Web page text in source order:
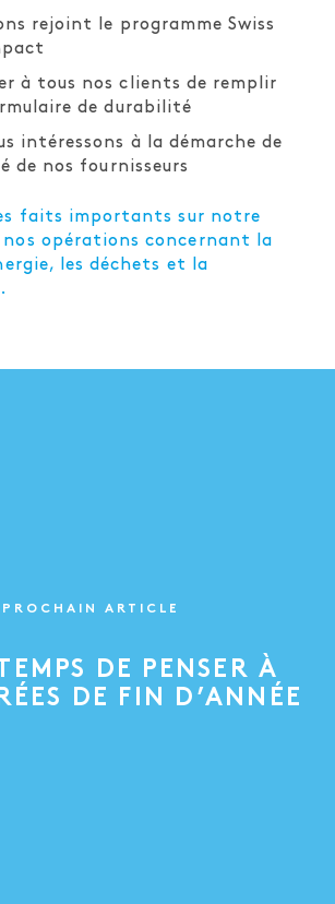
rejoint le programme Swiss
à tous nos clients de remplir
de durabilité
intéressons à la démarche de
de nos fournisseurs
faits importants sur notre
opérations concernant la
les déchets et la
PROCHAIN ARTICLE
DE PENSER À
DE FIN D’ANNÉE